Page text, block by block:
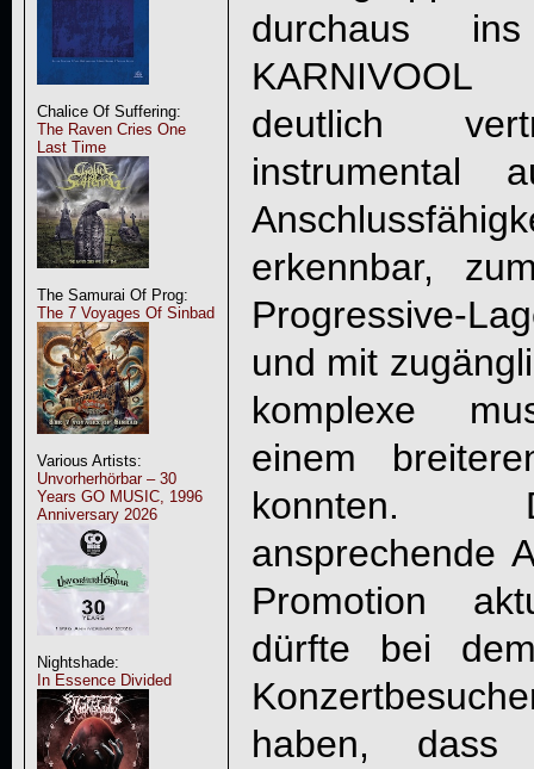
Chalice Of Suffering:
The Raven Cries One
Last Time
The Samurai Of Prog:
The 7 Voyages Of Sinbad
Various Artists:
Unvorherhörbar – 30
Years GO MUSIC, 1996
Anniversary 2026
Nightshade:
In Essence Divided
durchaus
KARNIVOOL
deutlich
instrumental
erkennbar,
Progressive-
und mit
komplexe
einem
konnten.
ansprechende
Promotion
dürfte bei
haben,